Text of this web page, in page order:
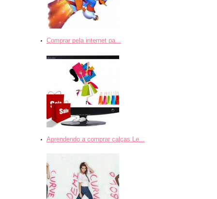
Comprar pela internet pa...
Aprendendo a comprar calças Le...